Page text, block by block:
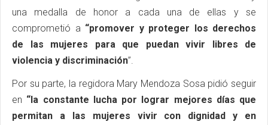
una medalla de honor a cada una de ellas y se
comprometió a“promover y proteger los derechos
de las mujeres para que puedan vivir libres de
violencia y discriminación”.
Por su parte, la regidora Mary Mendoza Sosa pidió seguir
en “la constante lucha por lograr mejores días que
permitan a las mujeres vivir con dignidad y en